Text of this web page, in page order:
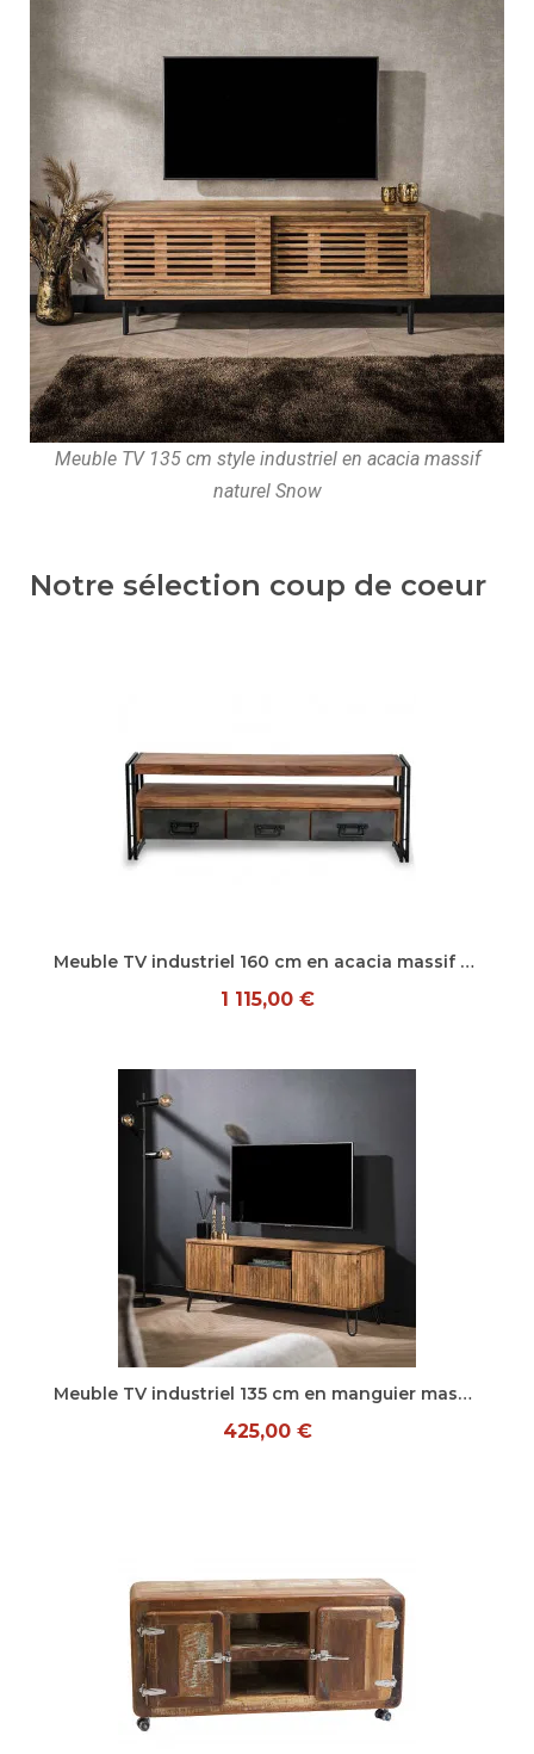
Meuble TV 135 cm style industriel en acacia massif
naturel Snow
Notre sélection coup de coeur
Aperçu rapide Meuble TV industriel 160 cm en acacia massif Pamela
1 115,00 €
Aperçu rapide Meuble TV industriel 135 cm en manguier massif Horizon
425,00 €